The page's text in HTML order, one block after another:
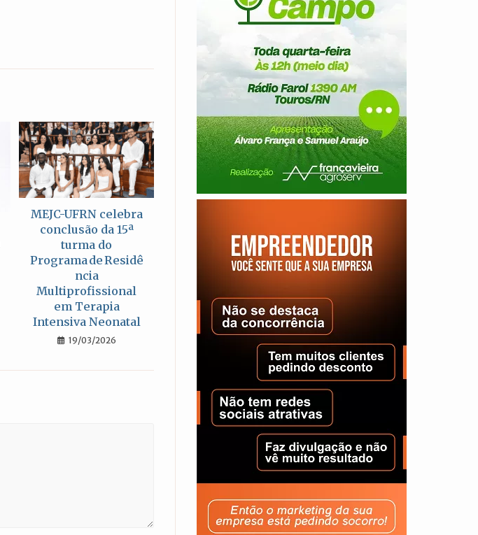
MEJC-UFRN celebra
conclusão da 15ª
turma do
Programa de Residê
ncia
Multiprofissional
em Terapia
Intensiva Neonatal
19/03/2026